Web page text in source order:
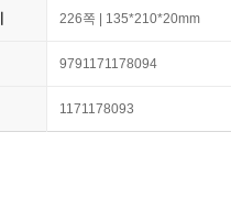
226쪽 | 135*210*20mm
9791171178094
1171178093